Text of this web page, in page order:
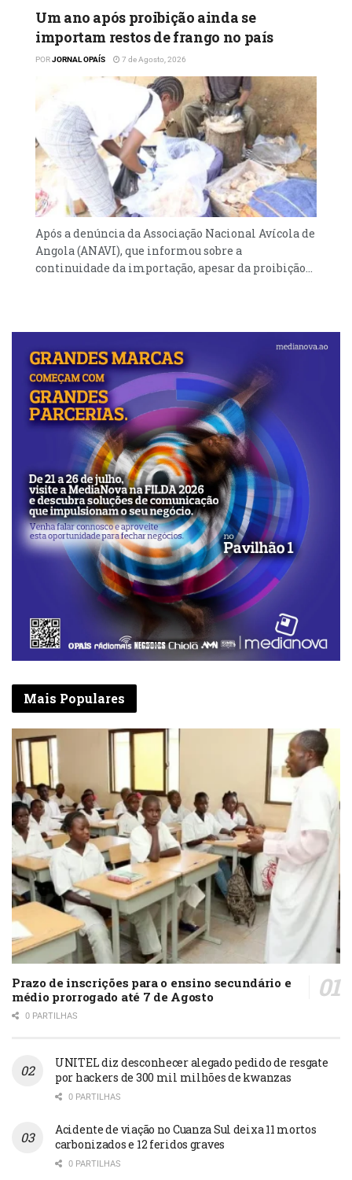
Um ano após proibição ainda se
importam restos de frango no país
PORJORNAL OPAÍS 7 de Agosto, 2026
Após a denúncia da Associação Nacional Avícola de
Angola (ANAVI), que informou sobre a
continuidade da importação, apesar da proibição...
Mais Populares
Prazo de inscrições para o ensino secundário e
médio prorrogado até 7 de Agosto
0 PARTILHAS
UNITEL diz desconhecer alegado pedido de resgate
por hackers de 300 mil milhões de kwanzas
0 PARTILHAS
Acidente de viação no Cuanza Sul deixa 11 mortos
carbonizados e 12 feridos graves
0 PARTILHAS